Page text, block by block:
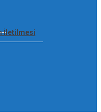
İletilmesi